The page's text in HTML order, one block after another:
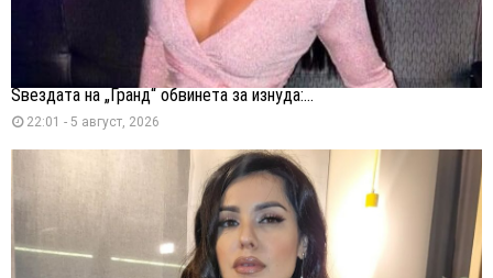
Ѕвездата на „Гранд“ обвинета за изнуда:...
22:01 - 5 август, 2026